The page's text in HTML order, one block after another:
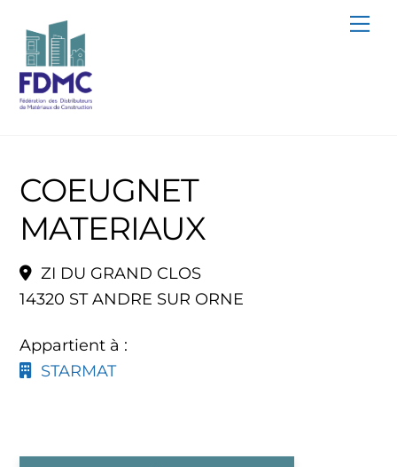
content
COEUGNET
MATERIAUX
ZI DU GRAND CLOS
14320 ST ANDRE SUR ORNE
Appartient à :
STARMAT